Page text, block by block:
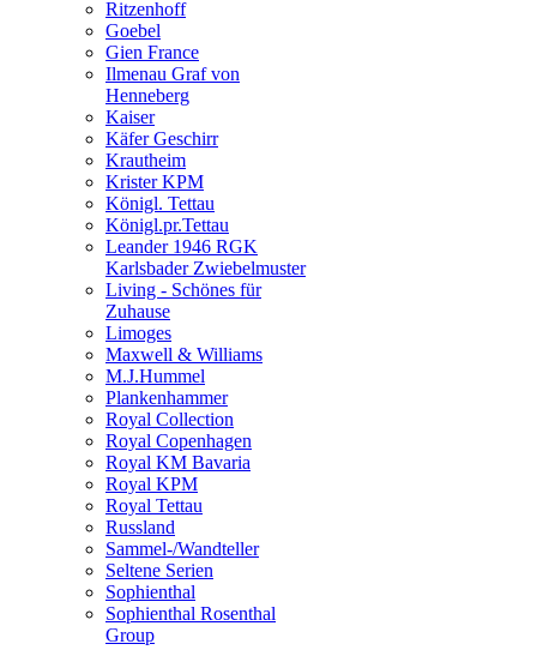
Ritzenhoff
Goebel
Gien France
Ilmenau Graf von
Henneberg
Kaiser
Käfer Geschirr
Krautheim
Krister KPM
Königl. Tettau
Königl.pr.Tettau
Leander 1946 RGK
Karlsbader Zwiebelmuster
Living - Schönes für
Zuhause
Limoges
Maxwell & Williams
M.J.Hummel
Plankenhammer
Royal Collection
Royal Copenhagen
Royal KM Bavaria
Royal KPM
Royal Tettau
Russland
Sammel-/Wandteller
Seltene Serien
Sophienthal
Sophienthal Rosenthal
Group